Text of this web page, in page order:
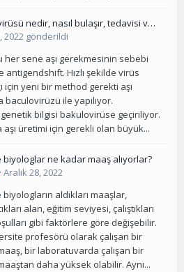
nedir, nasıl bulaşır, tedavisi ve
2022 gönderildi
her sene aşı gerekmesinin sebebi
Hızlı şekilde virüs
için yeni bir method gerekti aşı
ile yapılıyor.
genetik bilgisi bakulovirüse geçiriliyor.
üretimi için gerekli olan büyük...
ne kadar maaş alıyorlar?
· Aralık 28, 2022
aldıkları maaşlar,
alan, eğitim seviyesi, çalıştıkları
gibi faktörlere göre değişebilir.
profesörü olarak çalışan bir
bir laboratuvarda çalışan bir
daha yüksek olabilir. Aynı...